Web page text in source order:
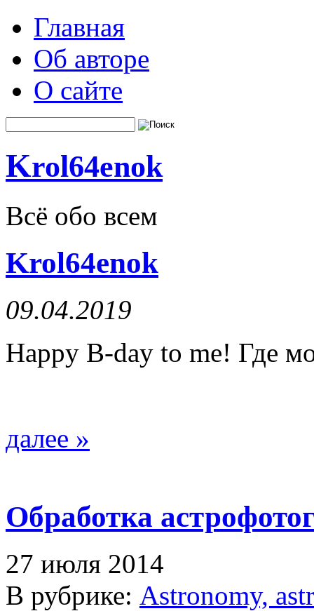
Главная
Об авторе
О сайте
Krol64enok
Всё обо всем
Krol64enok
09.04.2019
Happy B-day to me! Где
далее »
Обработка
27 июля 2014
В рубрике: Astronomy,